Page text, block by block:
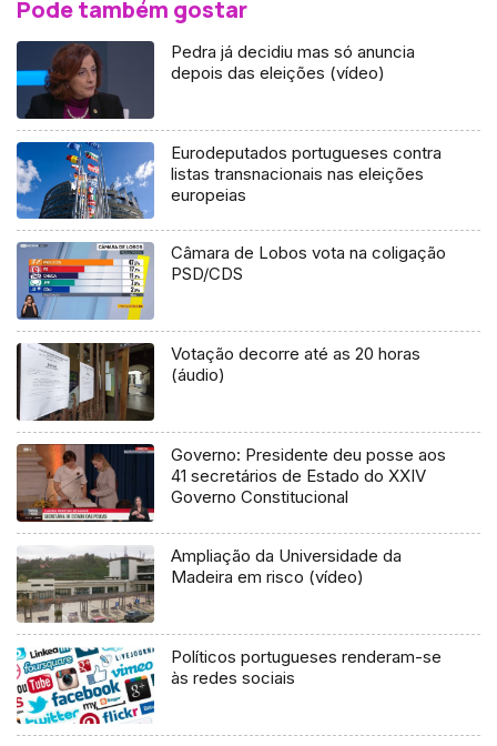
Pode também gostar
Pedra já decidiu mas só anuncia
depois das eleições (vídeo)
Eurodeputados portugueses contra
listas transnacionais nas eleições
europeias
Câmara de Lobos vota na coligação
PSD/CDS
Votação decorre até as 20 horas
(áudio)
Governo: Presidente deu posse aos
41 secretários de Estado do XXIV
Governo Constitucional
Ampliação da Universidade da
Madeira em risco (vídeo)
Políticos portugueses renderam-se
às redes sociais